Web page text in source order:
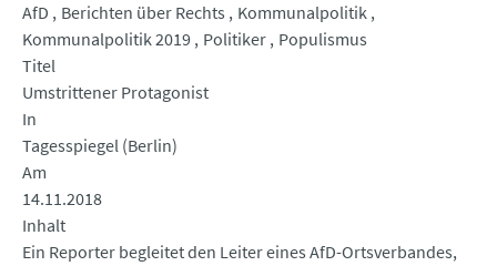
AfD Berichten über Rechts
Kommunalpolitik
Kommunalpolitik 2019 Politiker Populismus
Titel
Umstrittener Protagonist
In
Tagesspiegel (Berlin)
Am
14.11.2018
Inhalt
Ein Reporter begleitet den Leiter eines AfD-Ortsverbandes,